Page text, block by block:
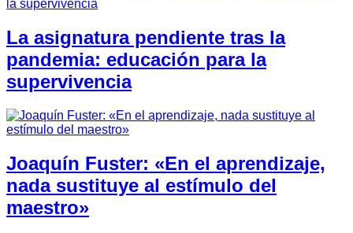
La asignatura pendiente tras la
pandemia: educación para la
supervivencia
Joaquín Fuster: «En el aprendizaje,
nada sustituye al estímulo del
maestro»